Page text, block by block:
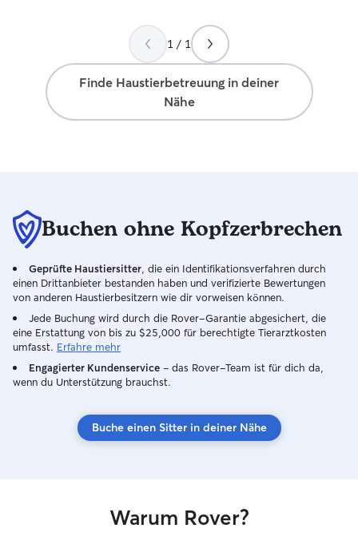
1 / 1
Finde Haustierbetreuung in deiner
Nähe
Buchen ohne Kopfzerbrechen
Geprüfte Haustiersitter , die ein Identifikationsverfahren durch
einen Drittanbieter bestanden haben und verifizierte Bewertungen
von anderen Haustierbesitzern wie dir vorweisen können.
Jede Buchung wird durch die Rover-Garantie abgesichert, die
eine Erstattung von bis zu $25,000 für berechtigte Tierarztkosten
umfasst. Erfahre mehr
Engagierter Kundenservice – das Rover-Team ist für dich da,
wenn du Unterstützung brauchst.
Buche einen Sitter in deiner Nähe
Warum Rover?